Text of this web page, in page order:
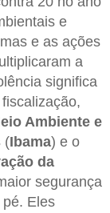
e
e as ações
a
significa
Ambiente e
(Ibama) e o
da
segurança
Eles